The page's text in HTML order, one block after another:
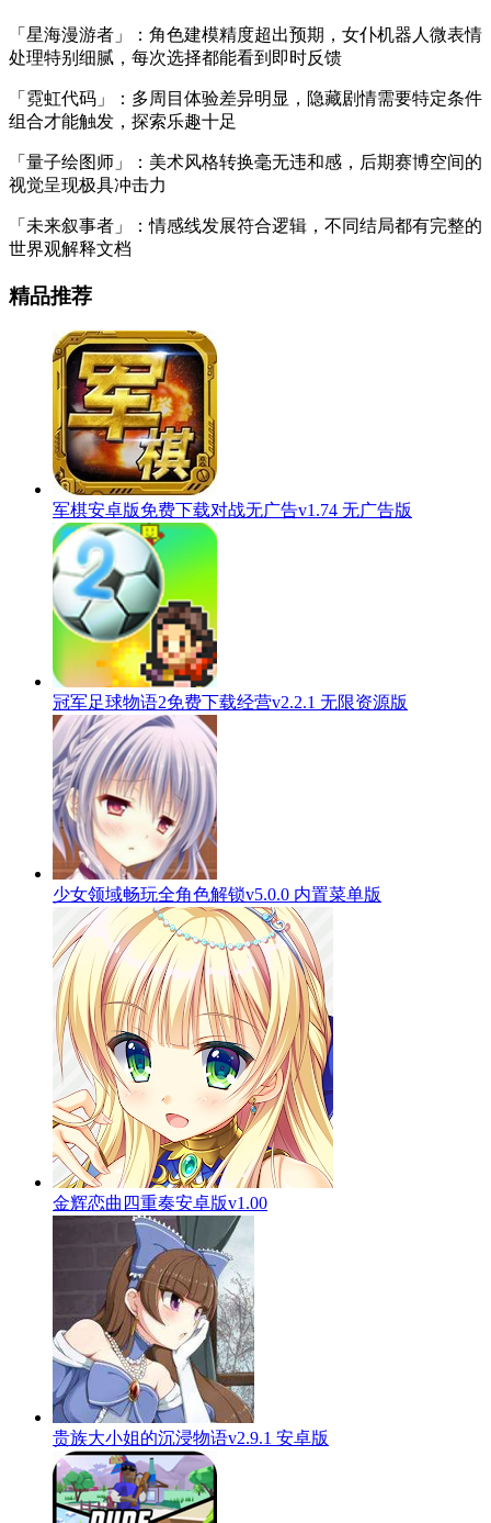
「星海漫游者」：角色建模精度超出预期，女仆机器人微表情
处理特别细腻，每次选择都能看到即时反馈
「霓虹代码」：多周目体验差异明显，隐藏剧情需要特定条件
组合才能触发，探索乐趣十足
「量子绘图师」：美术风格转换毫无违和感，后期赛博空间的
视觉呈现极具冲击力
「未来叙事者」：情感线发展符合逻辑，不同结局都有完整的
世界观解释文档
精品推荐
军棋安卓版免费下载对战无广告v1.74 无广告版
冠军足球物语2免费下载经营v2.2.1 无限资源版
少女领域畅玩全角色解锁v5.0.0 内置菜单版
金辉恋曲四重奏安卓版v1.00
贵族大小姐的沉浸物语v2.9.1 安卓版